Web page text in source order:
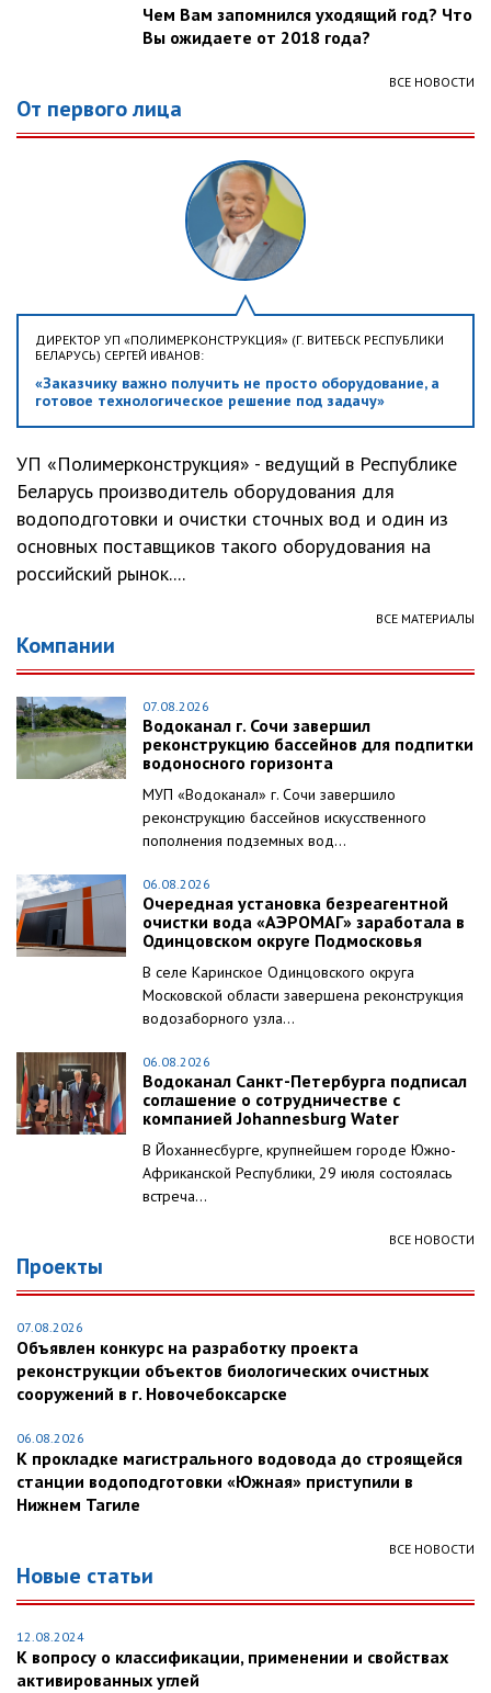
Чем Вам запомнился уходящий год? Что
Вы ожидаете от 2018 года?
ВСЕ НОВОСТИ
От первого лица
ДИРЕКТОР УП «ПОЛИМЕРКОНСТРУКЦИЯ» (Г. ВИТЕБСК РЕСПУБЛИКИ
БЕЛАРУСЬ) СЕРГЕЙ ИВАНОВ:
«Заказчику важно получить не просто оборудование, а
готовое технологическое решение под задачу»
УП «Полимерконструкция» - ведущий в Республике
Беларусь производитель оборудования для
водоподготовки и очистки сточных вод и один из
основных поставщиков такого оборудования на
российский рынок....
ВСЕ МАТЕРИАЛЫ
Компании
07.08.2026
Водоканал г. Сочи завершил
реконструкцию бассейнов для подпитки
водоносного горизонта
МУП «Водоканал» г. Сочи завершило
реконструкцию бассейнов искусственного
пополнения подземных вод...
06.08.2026
Очередная установка безреагентной
очистки вода «АЭРОМАГ» заработала в
Одинцовском округе Подмосковья
В селе Каринское Одинцовского округа
Московской области завершена реконструкция
водозаборного узла...
06.08.2026
Водоканал Санкт-Петербурга подписал
соглашение о сотрудничестве с
компанией Johannesburg Water
В Йоханнесбурге, крупнейшем городе Южно-
Африканской Республики, 29 июля состоялась
встреча...
ВСЕ НОВОСТИ
Проекты
07.08.2026
Объявлен конкурс на разработку проекта
реконструкции объектов биологических очистных
сооружений в г. Новочебоксарске
06.08.2026
К прокладке магистрального водовода до строящейся
станции водоподготовки «Южная» приступили в
Нижнем Тагиле
ВСЕ НОВОСТИ
Новые статьи
12.08.2024
К вопросу о классификации, применении и свойствах
активированных углей